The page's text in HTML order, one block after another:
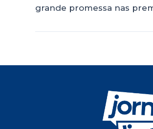
grande promessa nas